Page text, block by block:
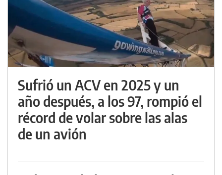
Sufrió un ACV en 2025 y un
año después, a los 97, rompió el
récord de volar sobre las alas
de un avión